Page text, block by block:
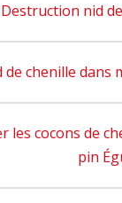
Destruction nid
de chenille dans
les cocons de
pin